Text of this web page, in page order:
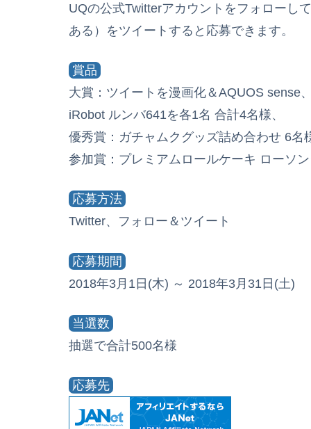
UQの公式Twitterアカウントをフォローし
ある）をツイートすると応募できます。
賞品
大賞：ツイートを漫画化＆AQUOS sense
iRobot ルンバ641を各1名 合計4名様、
優秀賞：ガチャムクグッズ詰め合わせ 6名
参加賞：プレミアムロールケーキ ローソ
応募方法
Twitter、フォロー＆ツイート
応募期間
2018年3月1日(木) ～ 2018年3月31日(土)
当選数
抽選で合計500名様
応募先